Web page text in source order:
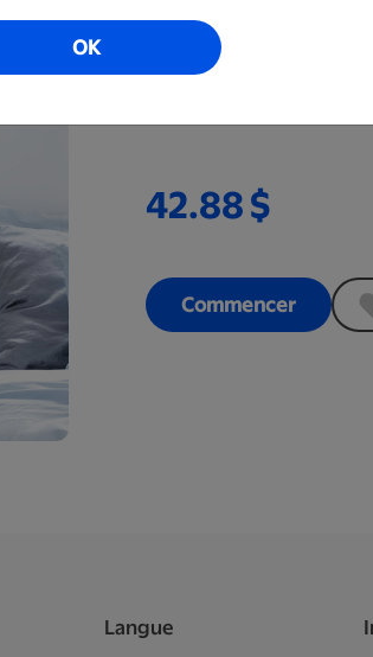
Parfaite pour une
mur de cadres. Cette
est prête à être installée
42.88 $
Commencer
Langue
OK